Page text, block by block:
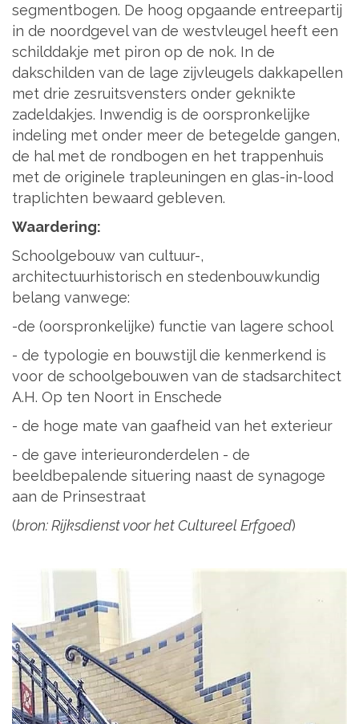
segmentbogen. De hoog opgaande entreepartij
in de noordgevel van de westvleugel heeft een
schilddakje met piron op de nok. In de
dakschilden van de lage zijvleugels dakkapellen
met drie zesruitsvensters onder geknikte
zadeldakjes. Inwendig is de oorspronkelijke
indeling met onder meer de betegelde gangen,
de hal met de rondbogen en het trappenhuis
met de originele trapleuningen en glas-in-lood
traplichten bewaard gebleven.
Waardering:
Schoolgebouw van cultuur-,
architectuurhistorisch en stedenbouwkundig
belang vanwege:
-de (oorspronkelijke) functie van lagere school
- de typologie en bouwstijl die kenmerkend is
voor de schoolgebouwen van de stadsarchitect
A.H. Op ten Noort in Enschede
- de hoge mate van gaafheid van het exterieur
- de gave interieuronderdelen - de
beeldbepalende situering naast de synagoge
aan de Prinsestraat
(bron: Rijksdienst voor het Cultureel Erfgoed)